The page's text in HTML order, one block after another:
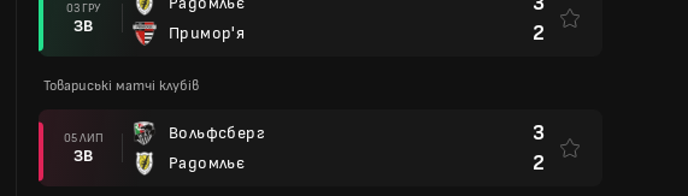
03 ГРУ
ЗВ
Примор'я
2
Товариські матчі клубів
05 ЛИП
ЗВ
Вольфсберг
Радомльє
3
2